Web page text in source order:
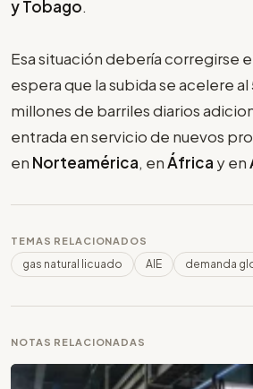
y Tobago.
Esa situación debería corregirse
espera que la subida se acelere
millones de barriles diarios
entrada en servicio de nuevos
en Norteamérica, enÁfrica y en
TEMAS RELACIONADOS
gas natural licuado AIE demanda
NOTAS RELACIONADAS